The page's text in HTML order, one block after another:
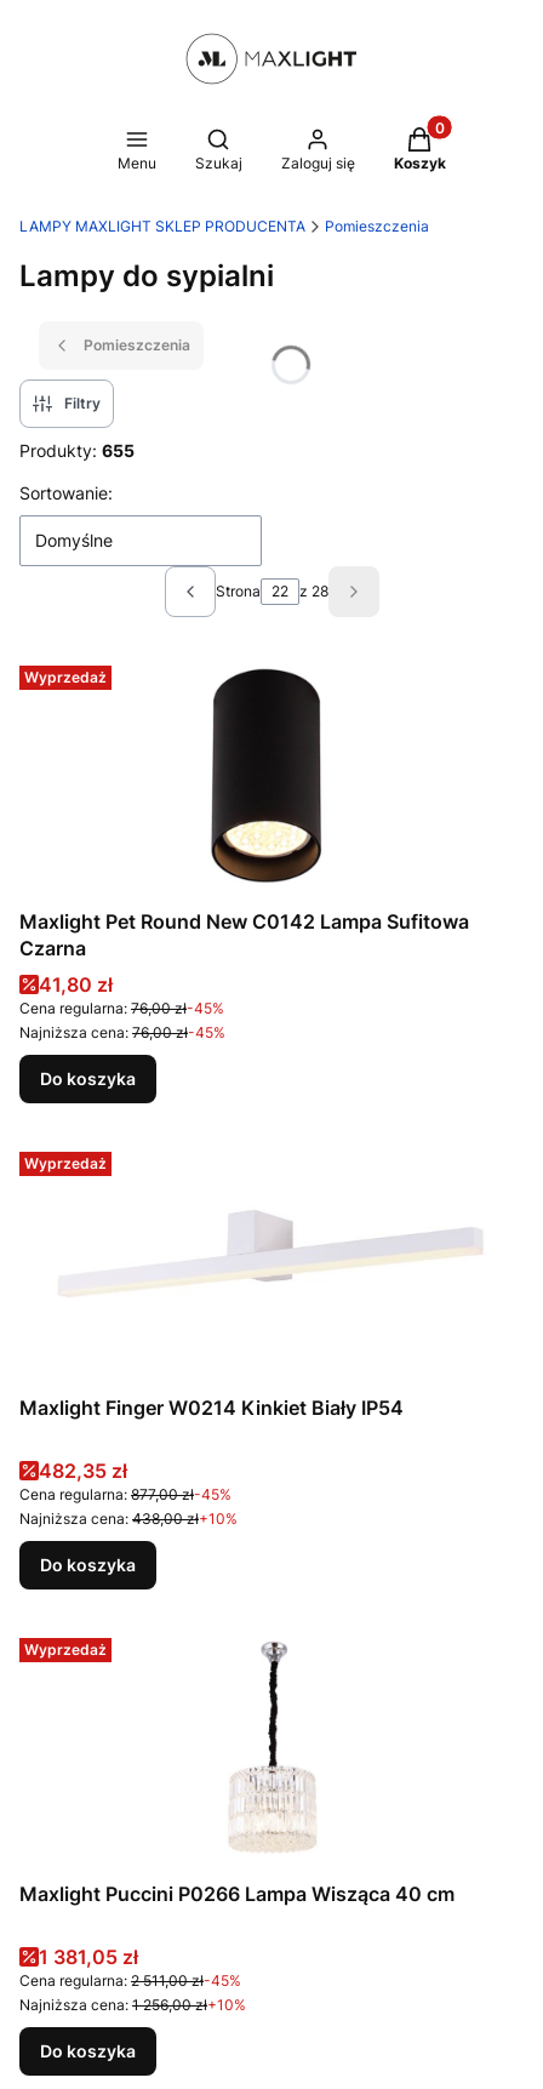
Menu
Otwórz wyszukiwarkę
Szukaj Zaloguj się
Produkty w
Koszyk
LAMPY MAXLIGHT SKLEP PRODUCENTA Pomieszczenia
Lampy do sypialni
Pomieszczenia
Filtry
Produkty: 655
Lista produktów
Sortowanie:
Domyślne
Poprzednie produkty
Strona z 28 Następne produkty
Wyprzedaż
Maxlight Pet Round New C0142 Lampa Sufitowa
Czarna
Cena promocyjna
41,80 zł
Cena regularna: 76,00 zł-45%
Najniższa cena: 76,00 zł-45%
Do koszyka
Wyprzedaż
Maxlight Finger W0214 Kinkiet Biały IP54
Cena promocyjna
482,35 zł
Cena regularna: 877,00 zł-45%
Najniższa cena: 438,00 zł+10%
Do koszyka
Wyprzedaż
Maxlight Puccini P0266 Lampa Wisząca 40 cm
Cena promocyjna
1 381,05 zł
Cena regularna: 2 511,00 zł-45%
Najniższa cena: 1 256,00 zł+10%
Do koszyka